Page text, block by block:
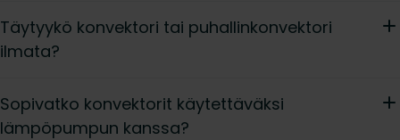
Täytyykö konvektori tai puhallinkonvektori
ilmata?
Sopivatko konvektorit käytettäväksi
lämpöpumpun kanssa?